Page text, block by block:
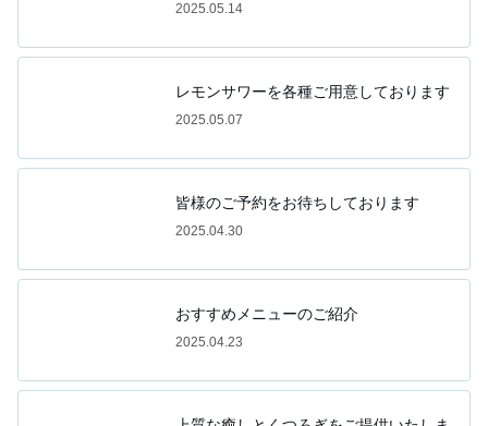
2025.05.14
レモンサワーを各種ご用意しております
2025.05.07
皆様のご予約をお待ちしております
2025.04.30
おすすめメニューのご紹介
2025.04.23